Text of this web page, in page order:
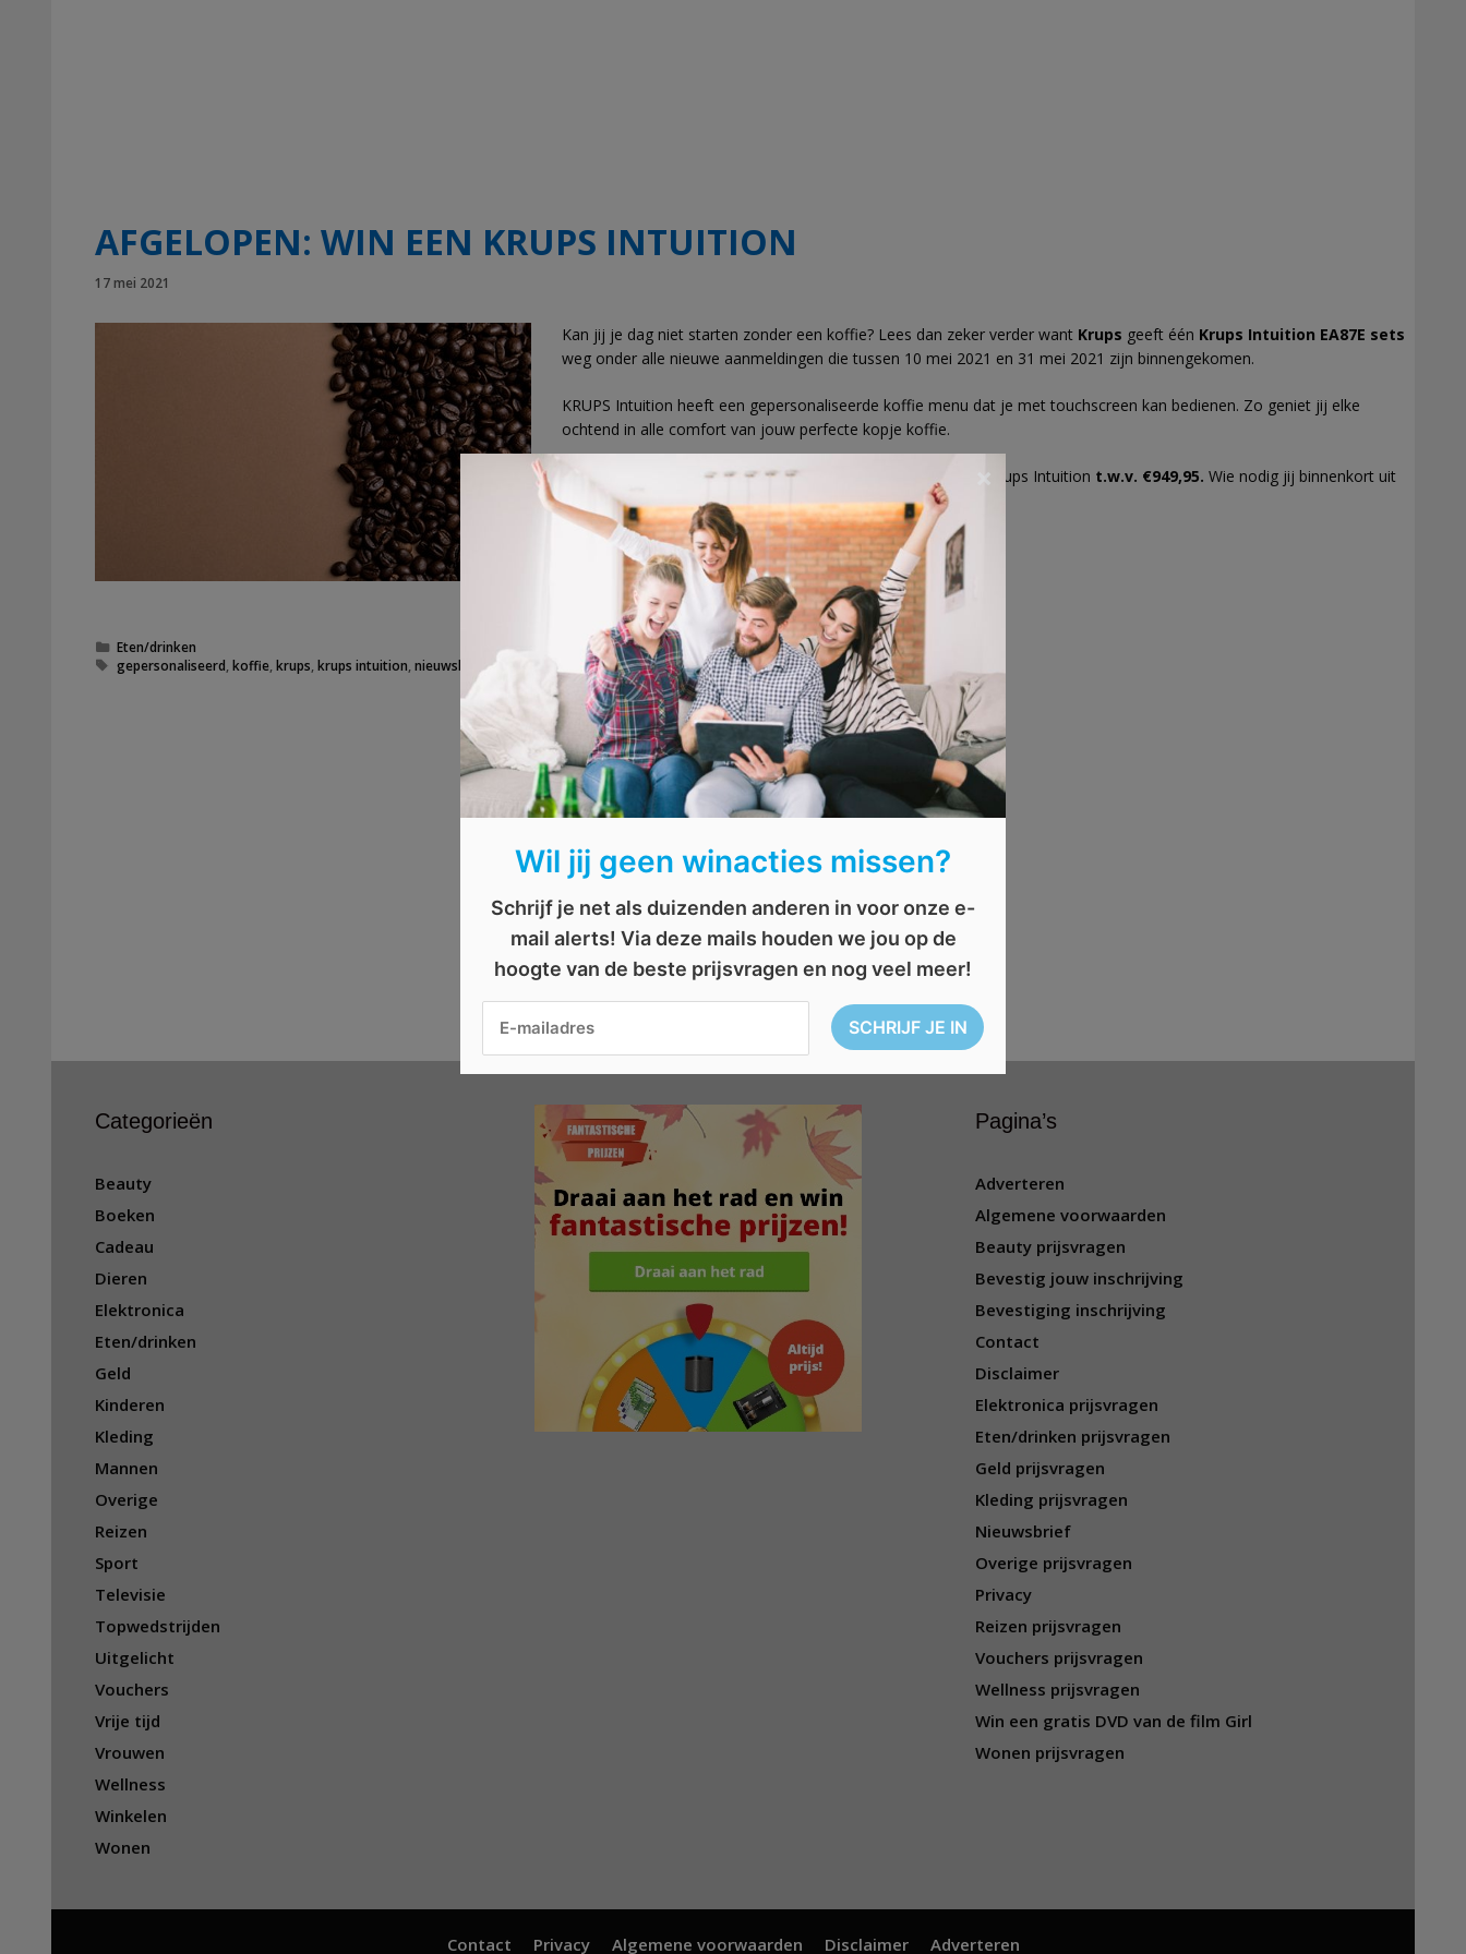
AFGELOPEN: WIN EEN KRUPS INTUITION
17 mei 2021
Kan jij je dag niet starten zonder een koffie? Lees dan zeker verder want Krups geeft één Krups Intuition EA87E sets
weg onder alle nieuwe aanmeldingen die tussen 10 mei 2021 en 31 mei 2021 zijn binnengekomen.
KRUPS Intuition heeft een gepersonaliseerde koffie menu dat je met touchscreen kan bedienen. Zo geniet jij elke
ochtend in alle comfort van jouw perfecte kopje koffie.
Schrijf je in voor de Krups nieuwsbrief en maak kans op een Krups Intuition t.w.v. €949,95. Wie nodig jij binnenkort uit
op de koffie?
Categorieën
Eten/drinken
Tags
gepersonaliseerd,koffie,krups,krups intuition,nieuwsbrief,touchscreen win,winactie
AFGELOPEN: Win 2 boeken van David Baldacci
AFGELOPEN: Win een Eurovision song contest bordspel
Categorieën
Beauty
Boeken
Cadeau
Dieren
Elektronica
Eten/drinken
Geld
Kinderen
Kleding
Mannen
Overige
Reizen
Sport
Televisie
Topwedstrijden
Uitgelicht
Vouchers
Vrije tijd
Vrouwen
Wellness
Winkelen
Wonen
Pagina’s
Adverteren
Algemene voorwaarden
Beauty prijsvragen
Bevestig jouw inschrijving
Bevestiging inschrijving
Contact
Disclaimer
Elektronica prijsvragen
Eten/drinken prijsvragen
Geld prijsvragen
Kleding prijsvragen
Nieuwsbrief
Overige prijsvragen
Privacy
Reizen prijsvragen
Vouchers prijsvragen
Wellness prijsvragen
Win een gratis DVD van de film Girl
Wonen prijsvragen
Contact Privacy Algemene voorwaarden Disclaimer Adverteren
Wil jij geen winacties missen?
Schrijf je net als duizenden anderen in voor onze e-
mail alerts! Via deze mails houden we jou op de
hoogte van de beste prijsvragen en nog veel meer!
×